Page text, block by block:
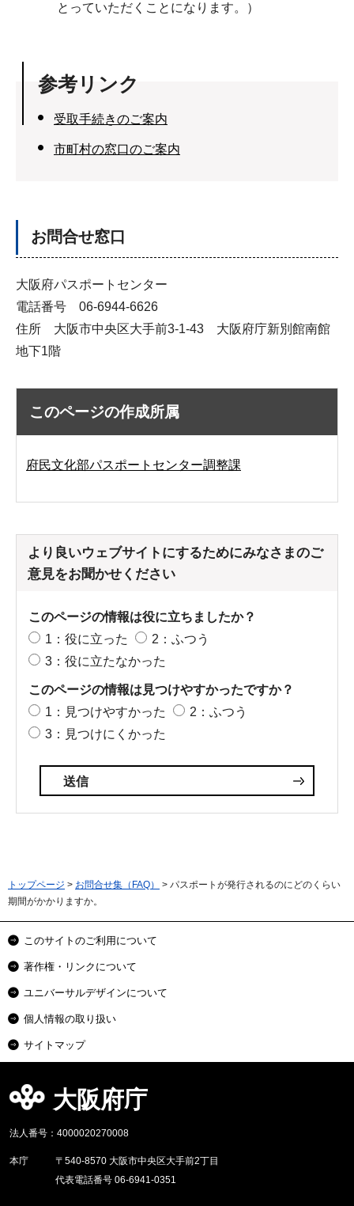
とっていただくことになります。）
参考リンク
受取手続きのご案内
市町村の窓口のご案内
お問合せ窓口
大阪府パスポートセンター
電話番号 06-6944-6626
住所 大阪市中央区大手前3-1-43 大阪府庁新別館南館
地下1階
このページの作成所属
府民文化部パスポートセンター調整課
より良いウェブサイトにするためにみなさまのご
意見をお聞かせください
このページの情報は役に立ちましたか？
1：役に立った
2：ふつう
3：役に立たなかった
このページの情報は見つけやすかったですか？
1：見つけやすかった
2：ふつう
3：見つけにくかった
トップページ > お問合せ集（FAQ）
> パスポートが発行されるのにどのくらい
期間がかかりますか。
このサイトのご利用について
著作権・リンクについて
ユニバーサルデザインについて
個人情報の取り扱い
サイトマップ
大阪府庁
法人番号：4000020270008
本庁
〒540-8570 大阪市中央区大手前2丁目
代表電話番号 06-6941-0351